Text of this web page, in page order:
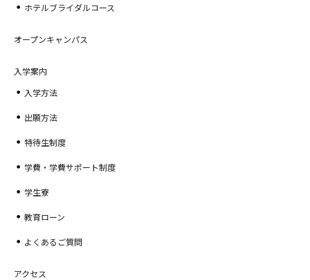
ホテルブライダルコース
オープンキャンパス
入学案内
入学方法
出願方法
特待生制度
学費・学費サポート制度
学生寮
教育ローン
よくあるご質問
アクセス